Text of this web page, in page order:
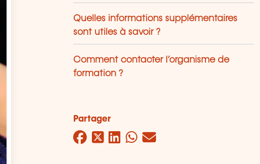
Quelles informations supplémentaires
sont utiles à savoir ?
Comment contacter l’organisme de
formation ?
Partager
Facebook
Twitter
LinkedIn
WhatsApp
Mail